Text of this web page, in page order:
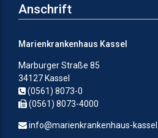
Anschrift
Marienkrankenhaus Kassel
Marburger Straße 85
34127 Kassel
(0561) 8073-0
(0561) 8073-4000
info@marienkrankenhaus-